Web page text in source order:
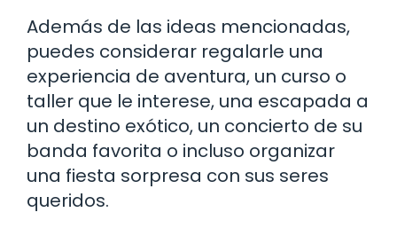
Además de las ideas mencionadas,
puedes considerar regalarle una
experiencia de aventura, un curso o
taller que le interese, una escapada a
un destino exótico, un concierto de su
banda favorita o incluso organizar
una fiesta sorpresa con sus seres
queridos.